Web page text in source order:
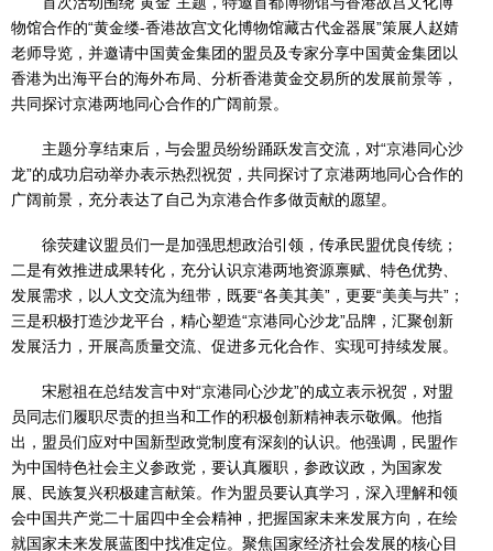
物馆合作的“黄金缕-香港故宫文化博物馆藏古代金器展”策展人赵婧
老师导览，并邀请中国黄金集团的盟员及专家分享中国黄金集团以
香港为出海平台的海外布局、分析香港黄金交易所的发展前景等，
共同探讨京港两地同心合作的广阔前景。
主题分享结束后，与会盟员纷纷踊跃发言交流，对“京港同心沙
龙”的成功启动举办表示热烈祝贺，共同探讨了京港两地同心合作的
广阔前景，充分表达了自己为京港合作多做贡献的愿望。
徐荧建议盟员们一是加强思想政治引领，传承民盟优良传统；
二是有效推进成果转化，充分认识京港两地资源禀赋、特色优势、
发展需求，以人文交流为纽带，既要“各美其美”，更要“美美与共”；
三是积极打造沙龙平台，精心塑造“京港同心沙龙”品牌，汇聚创新
发展活力，开展高质量交流、促进多元化合作、实现可持续发展。
宋慰祖在总结发言中对“京港同心沙龙”的成立表示祝贺，对盟
员同志们履职尽责的担当和工作的积极创新精神表示敬佩。他指
出，盟员们应对中国新型政党制度有深刻的认识。他强调，民盟作
为中国特色社会主义参政党，要认真履职，参政议政，为国家发
展、民族复兴积极建言献策。作为盟员要认真学习，深入理解和领
会中国共产党二十届四中全会精神，把握国家未来发展方向，在绘
就国家未来发展蓝图中找准定位。聚焦国家经济社会发展的核心目